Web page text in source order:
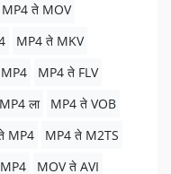
MP4 ते MOV
MP4 ते MKV
MP4 ते FLV
ला
MP4 ते VOB
MP4
MP4 ते M2TS
MOV ते AVI